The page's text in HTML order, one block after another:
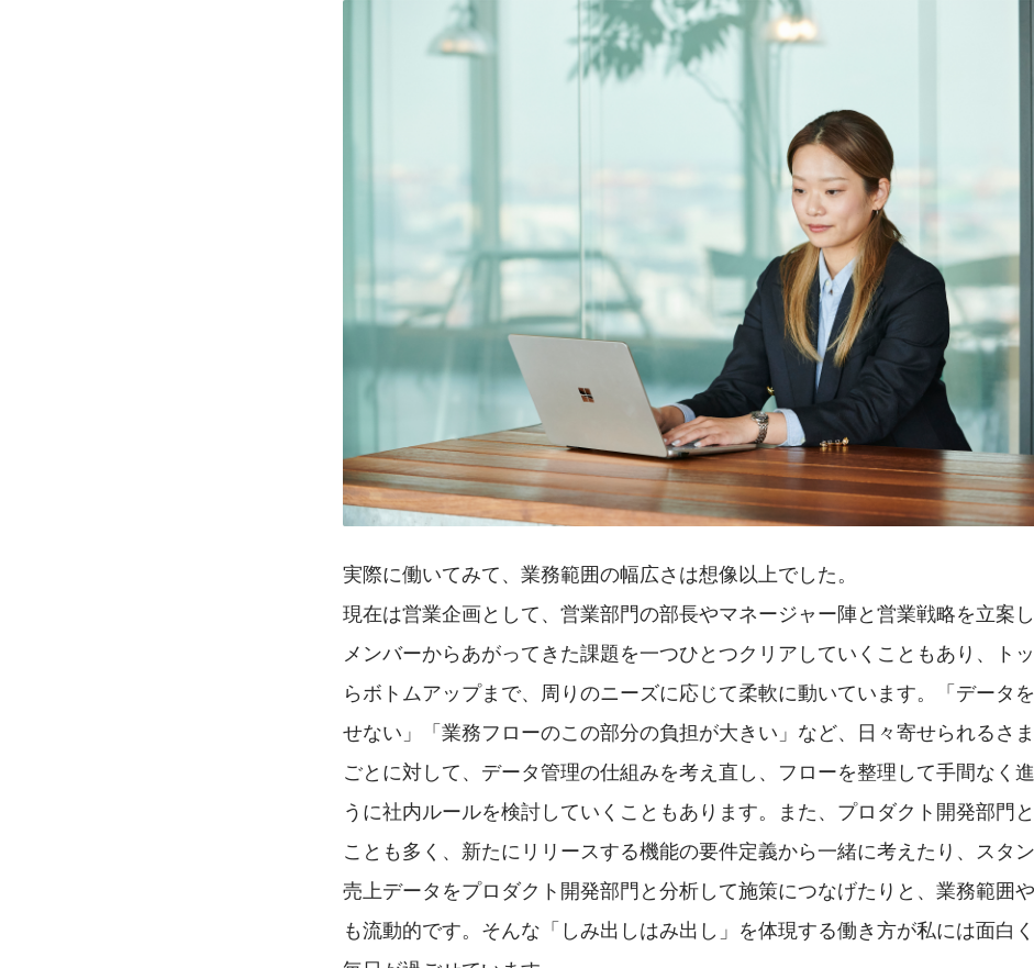
実際に働いてみて、業務範囲の幅広さは想像以上でした。
現在は営業企画として、営業部門の部長やマネージャー陣と営業戦略を立案し
メンバーからあがってきた課題を一つひとつクリアしていくこともあり、ト
らボトムアップまで、周りのニーズに応じて柔軟に動いています。「データ
せない」「業務フローのこの部分の負担が大きい」など、日々寄せられるさ
ごとに対して、データ管理の仕組みを考え直し、フローを整理して手間なく
うに社内ルールを検討していくこともあります。また、プロダクト開発部門
ことも多く、新たにリリースする機能の要件定義から一緒に考えたり、スタ
売上データをプロダクト開発部門と分析して施策につなげたりと、業務範囲
も流動的です。そんな「しみ出しはみ出し」を体現する働き方が私には面白